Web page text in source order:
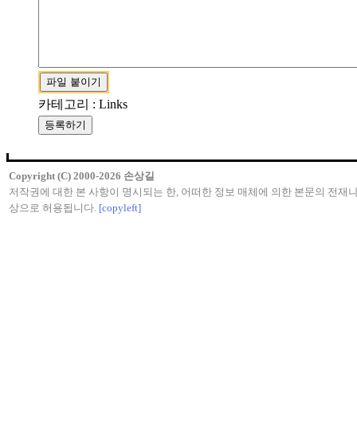
카테고리 : Links
Copyright (C) 2000-2026 손상길
저작권에 대한 본 사항이 명시되는 한, 어떠한 정보 매체에 의한 본문의 전재
상으로 허용됩니다. [copyleft]